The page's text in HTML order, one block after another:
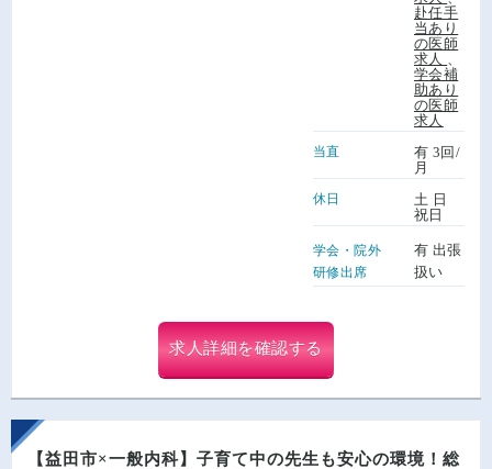
赴任手
当あり
の医師
求人
学会補
助あり
の医師
求人
当直
有 3回/
月
休日
土 日
祝日
学会・院外
研修出席
有 出張
扱い
求人詳細を確認する
【益田市×一般内科】子育て中の先生も安心の環境！総